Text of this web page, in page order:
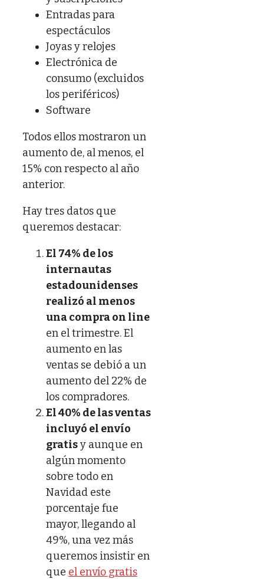
Entradas para
espectáculos
Joyas y relojes
Electrónica de
consumo (excluidos
los periféricos)
Software
Todos ellos mostraron un
aumento de, al menos, el
15% con respecto al año
anterior.
Hay tres datos que
queremos destacar:
El 74% de los
internautas
estadounidenses
realizó al menos
una compra on line
en el trimestre. El
aumento en las
ventas se debió a un
aumento del 22% de
los compradores.
El 40% de las ventas
incluyó el envío
gratisy aunque en
algún momento
sobre todo en
Navidad este
porcentaje fue
mayor, llegando al
49%, una vez más
queremos insistir en
que el envío gratis